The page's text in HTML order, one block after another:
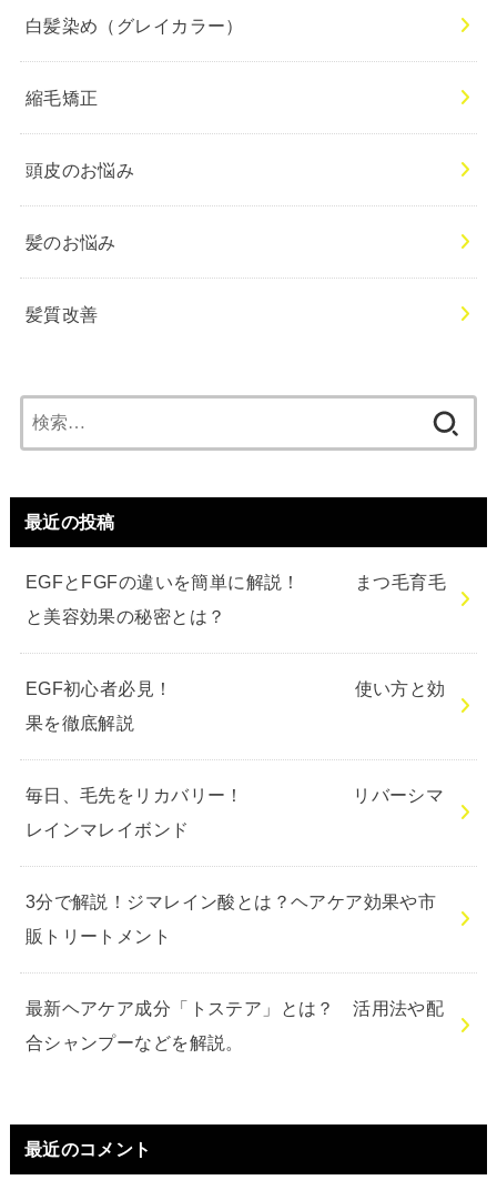
白髪染め（グレイカラー）
縮毛矯正
頭皮のお悩み
髪のお悩み
髪質改善
索:
最近の投稿
EGFとFGFの違いを簡単に解説！ まつ毛育毛
と美容効果の秘密とは？
EGF初心者必見！ 使い方と効
果を徹底解説
毎日、毛先をリカバリー！ リバーシマ
レインマレイボンド
3分で解説！ジマレイン酸とは？ヘアケア効果や市
販トリートメント
最新ヘアケア成分「トステア」とは？ 活用法や配
合シャンプーなどを解説。
最近のコメント